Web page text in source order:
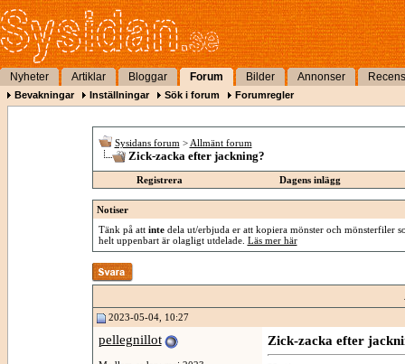
Nyheter Artiklar Bloggar Forum Bilder Annonser
Bevakningar Inställningar Sök i forum Forumregler
Sysidans forum > Allmänt forum
Zick-zacka efter jackning?
Registrera Dagens inlägg
Notiser
Tänk på att intedela ut/erbjuda er att kopiera mönster och mönsterfiler
helt uppenbart är olagligt utdelade. Läs mer här
2023-05-04, 10:27
pellegnillot
Zick-zacka efter